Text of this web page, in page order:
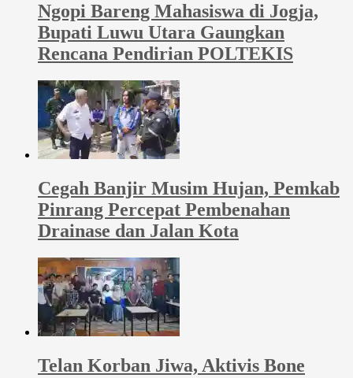
Ngopi Bareng Mahasiswa di Jogja,
Bupati Luwu Utara Gaungkan
Rencana Pendirian POLTEKIS
Cegah Banjir Musim Hujan, Pemkab
Pinrang Percepat Pembenahan
Drainase dan Jalan Kota
Telan Korban Jiwa, Aktivis Bone